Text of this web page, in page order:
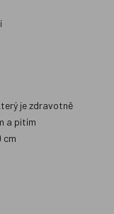
je zdravotně
a pitím
cm